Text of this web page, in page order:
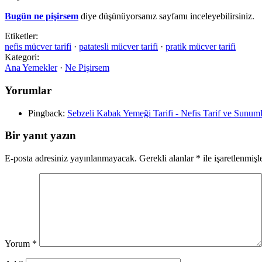
Bugün ne pişirsem diye düşünüyorsanız sayfamı inceleyebilirsiniz.
Etiketler:
nefis mücver tarifi · patatesli mücver tarifi · pratik mücver tarifi
Kategori:
Ana Yemekler· Ne Pişirsem
Yorumlar
Pingback: Sebzeli Kabak Yemeği Tarifi - Nefis Tarif ve
Bir yanıt yazın
E-posta adresiniz yayınlanmayacak. Gerekli alanlar * ile
Yorum *